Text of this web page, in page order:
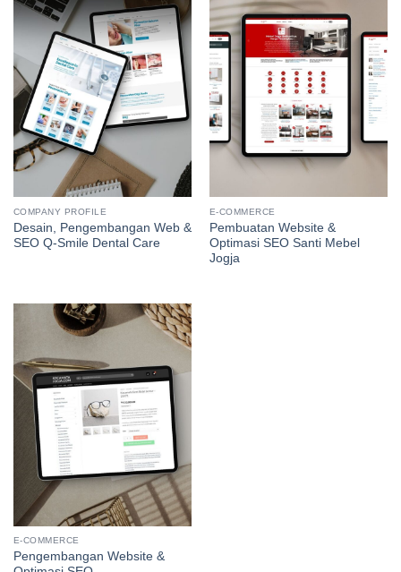
COMPANY PROFILE
Desain, Pengembangan Web &
SEO Q-Smile Dental Care
E-COMMERCE
Pembuatan Website &
Optimasi SEO Santi Mebel
Jogja
E-COMMERCE
Pengembangan Website &